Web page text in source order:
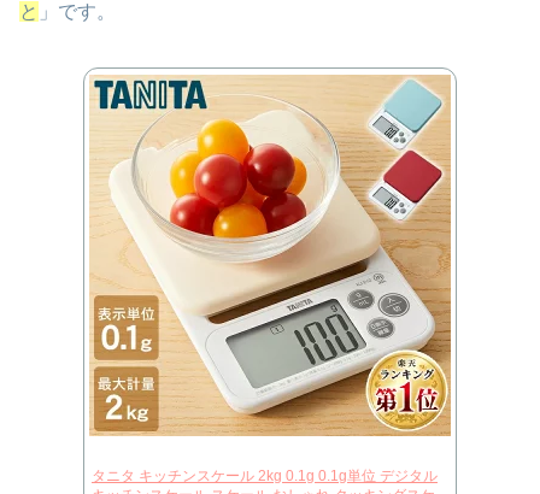
と 」です。
タニタ キッチンスケール 2kg 0.1g 0.1g単位 デジタル